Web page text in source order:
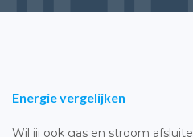
Energie vergelijken
Wil jij ook gas en stroom